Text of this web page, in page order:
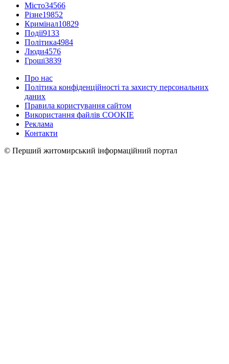
Місто34566
Різне19852
Кримінал10829
Події9133
Політика4984
Люди4576
Гроші3839
Про нас
Політика конфіденційності та захисту персональних
даних
Правила користування сайтом
Використання файлів COOKIE
Реклама
Контакти
© Перший житомирський інформаційний портал